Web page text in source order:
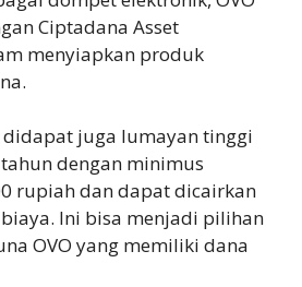
Ciptadana Asset
menyiapkan produk
didapat juga lumayan tinggi
dengan minimus
rupiah dan dapat dicairkan
Ini bisa menjadi pilihan
OVO yang memiliki dana